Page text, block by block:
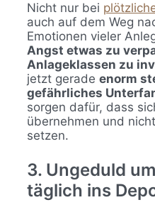
Nicht nur bei
auch auf dem Weg
Emotionen vieler
Angst etwas zu
Anlageklassen zu
jetzt gerade enorm
gefährliches
sorgen dafür, dass
übernehmen und
setzen.
3. Ungeduld
täglich ins